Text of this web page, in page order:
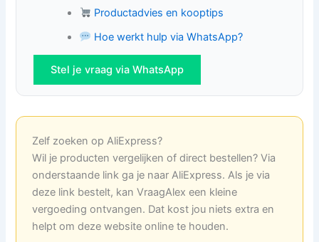
Productadvies en kooptips
Hoe werkt hulp via WhatsApp?
Stel je vraag via WhatsApp
Zelf zoeken op AliExpress?
Wil je producten vergelijken of direct bestellen? Via
onderstaande link ga je naar AliExpress. Als je via
deze link bestelt, kan VraagAlex een kleine
vergoeding ontvangen. Dat kost jou niets extra en
helpt om deze website online te houden.